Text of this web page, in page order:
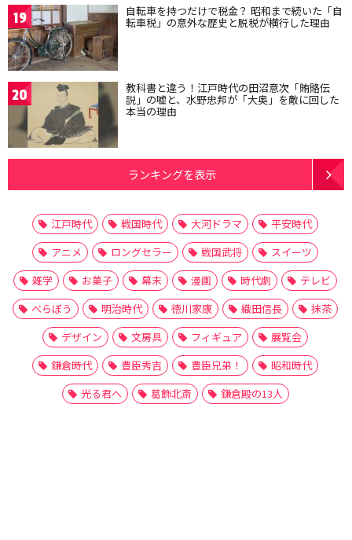
19 自転車を持つだけで税金？ 昭和まで続いた「自
転車税」の意外な歴史と脱税が横行した理由
20 教科書と違う！江戸時代の田沼意次「賄賂伝
説」の嘘と、水野忠邦が「大奥」を敵に回した
本当の理由
ランキングを表示
江戸時代 戦国時代 大河ドラマ
平安時代
アニメ
ロングセラー 戦国武将
スイーツ
雑学
お菓子 幕末 漫画 時代劇
テレビ
べらぼう
明治時代 徳川家康 織田信長
抹茶
デザイン
文房具 フィギュア
展覧会
鎌倉時代
豊臣秀吉 豊臣兄弟！
昭和時代
光る君へ
葛飾北斎 鎌倉殿の13人